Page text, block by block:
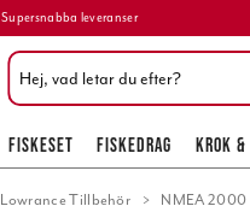
Supersnabba leveranser
FISKESET FISKEDRAG KROK &
Lowrance Tillbehör NMEA 2000